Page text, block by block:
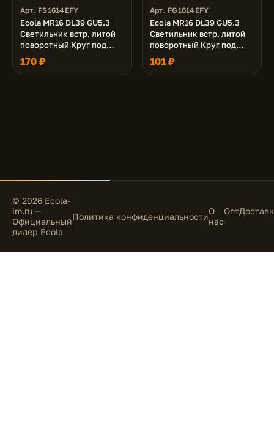
Арт. FS1614EFY
Ecola MR16 DL39 GU5.3
Светильник встр. литой
поворотный Круг под
стеклом Серебряный
блеск/Хром 23x88
170 ₽
Арт. FG1614EFY
Ecola MR16 DL39 GU5.3
Светильник встр. литой
поворотный Круг под
стеклом Изумрудный
блеск/Хром 23x88
101 ₽
© 2026 Ecola-
im.ru —
Официальный
дилер Ecola
Политика конфиденциальностиО
нас
Опт